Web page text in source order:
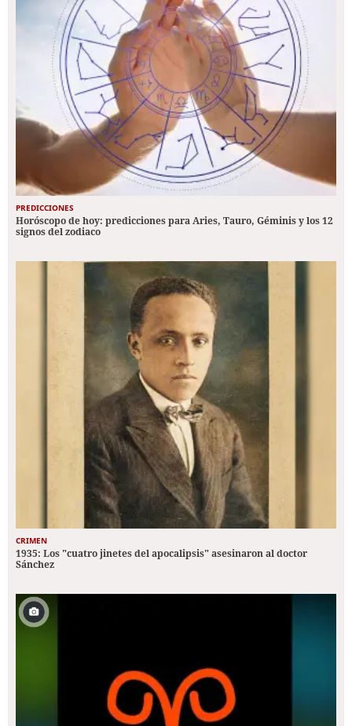
PREDICCIONES
Horóscopo de hoy: predicciones para Aries, Tauro, Géminis y los 12
signos del zodiaco
CRIMEN
1935: Los "cuatro jinetes del apocalipsis" asesinaron al doctor
Sánchez